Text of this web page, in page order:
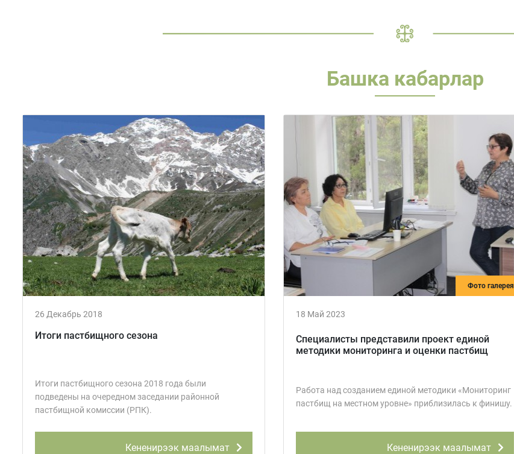
Башка кабарлар
26 Декабрь 2018
Итоги пастбищного сезона
Итоги пастбищного сезона 2018 года были
подведены на очередном заседании районной
пастбищной комиссии (РПК).
Кененирээк маалымат
Фото галерея
18 Май 2023
Специалисты представили проект единой
методики мониторинга и оценки пастбищ
Работа над созданием единой методики «Мониторинг
пастбищ на местном уровне» приблизилась к финишу.
Кененирээк маалымат